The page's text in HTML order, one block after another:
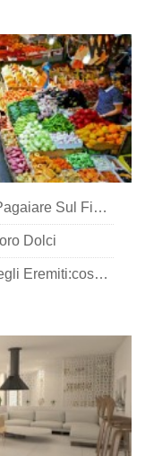
La Guida Completa Al Centro Di Pagaiare Sul Fiume Tennessee
Dolci
Primer Di Viaggio Per Il Regno Degli Eremiti:cosa Sapere Prima Di Visitare La Corea Del Nord